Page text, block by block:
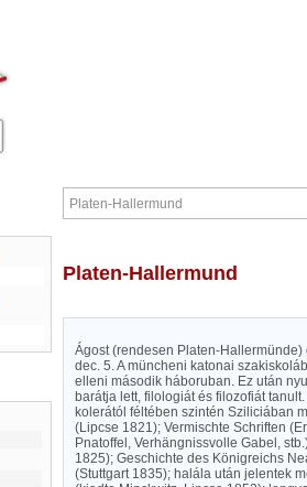
Platen-Hallermund
Ágost (rendesen Platen-
dec. 5. A müncheni katonai
elleni második háboruban. Ez után
barátja lett, filologiát és filozofiát
kolerától féltében szintén Sziliciában
(Lipcse 1821); Vermischte Schriften
Pnatoffel, Verhängnissvolle Gabel,
1825); Geschichte des Königreichs
(Stuttgart 1835); halála után jelentek